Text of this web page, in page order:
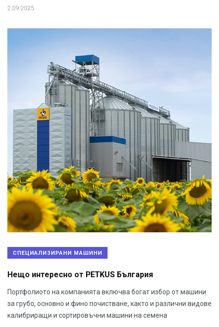
2.09.2025
СПЕЦИАЛИЗИРАНИ МАШИНИ
Нещо интересно от PETKUS България
Портфолиото на компанията включва богат избор от машини
за грубо, основно и фино почистване, както и различни видове
калибриращи и сортировъчни машини на семена